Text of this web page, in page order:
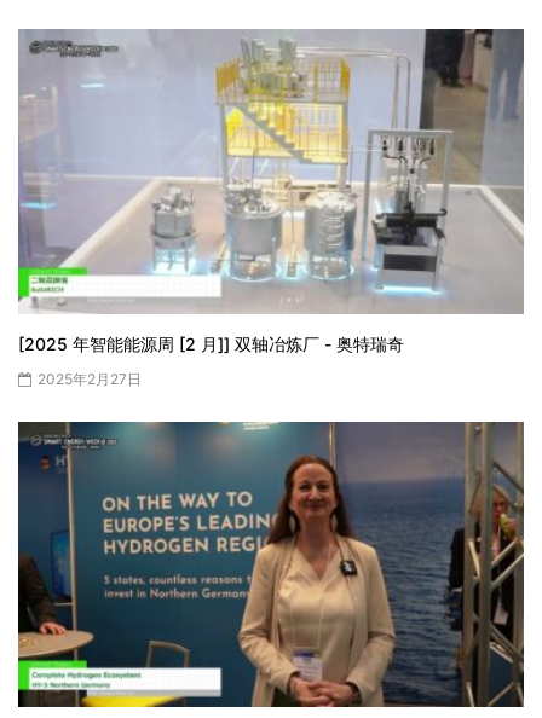
[2025 年智能能源周 [2 月]] 双轴冶炼厂 - 奥特瑞奇
2025年2月27日